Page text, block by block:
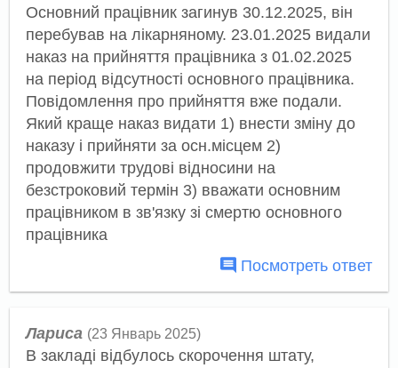
Основний працівник загинув 30.12.2025, він
перебував на лікарняному. 23.01.2025 видали
наказ на прийняття працівника з 01.02.2025
на період відсутності основного працівника.
Повідомлення про прийняття вже подали.
Який краще наказ видати 1) внести зміну до
наказу і прийняти за осн.місцем 2)
продовжити трудові відносини на
безстроковий термін 3) вважати основним
працівником в зв'язку зі смертю основного
працівника
Посмотреть ответ
Лариса (23 Январь 2025)
В закладі відбулось скорочення штату,